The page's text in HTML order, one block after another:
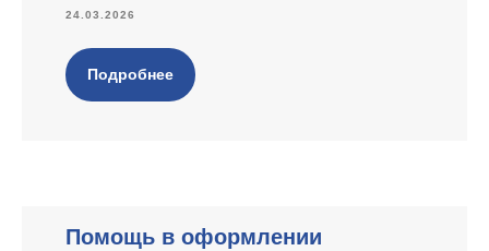
24.03.2026
Подробнее
Помощь в оформлении